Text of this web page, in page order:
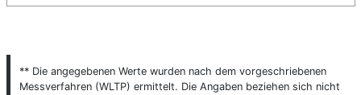
** Die angegebenen Werte wurden nach dem vorgeschriebenen
Messverfahren (WLTP) ermittelt. Die Angaben beziehen sich nicht